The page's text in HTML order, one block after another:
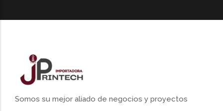
Somos su mejor aliado de negocios y proyectos